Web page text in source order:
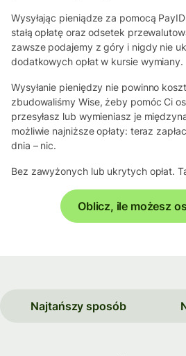
Wysyłając pieniądze za pomocą
stałą opłatę oraz odsetek
zawsze podajemy z góry i nigdy nie
dodatkowych opłat w kursie wymiany.
Wysyłanie pieniędzy nie powinno
zbudowaliśmy Wise, żeby pomóc Ci
przesyłasz lub wymieniasz je
możliwie najniższe opłaty: teraz
dnia – nic.
Bez zawyżonych lub ukrytych opłat.
Oblicz, ile możesz
Najtańszy sposób